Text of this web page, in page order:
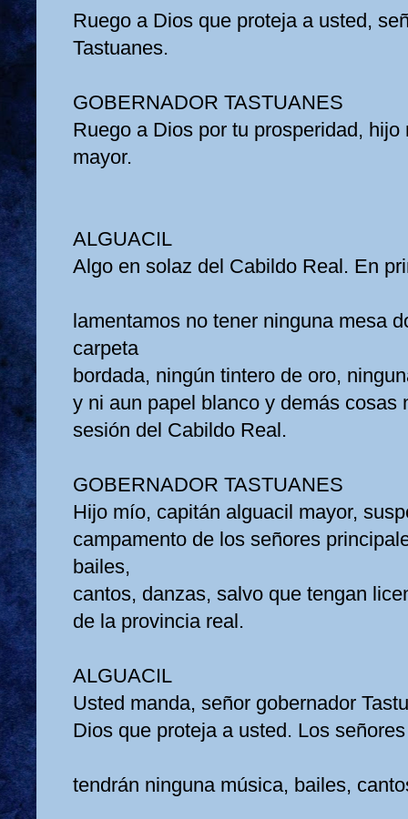
Ruego a Dios que proteja a usted,
Tastuanes.
GOBERNADOR TASTUANES
Ruego a Dios por tu prosperidad,
mayor.
ALGUACIL
Algo en solaz del Cabildo Real. En
lamentamos no tener ninguna mesa
carpeta
bordada, ningún tintero de oro,
y ni aun papel blanco y demás
sesión del Cabildo Real.
GOBERNADOR TASTUANES
Hijo mío, capitán alguacil mayor,
campamento de los señores
bailes,
cantos, danzas, salvo que tengan
de la provincia real.
ALGUACIL
Usted manda, señor gobernador
Dios que proteja a usted. Los
tendrán ninguna música, bailes,